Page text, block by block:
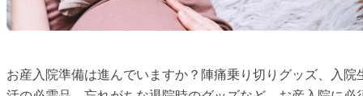
お産入院準備は進んでいますか？陣痛乗り切りグッズ、入院